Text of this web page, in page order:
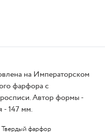
на Императорском
фарфора с
Автор формы -
- 147 мм.
Твердый фарфор